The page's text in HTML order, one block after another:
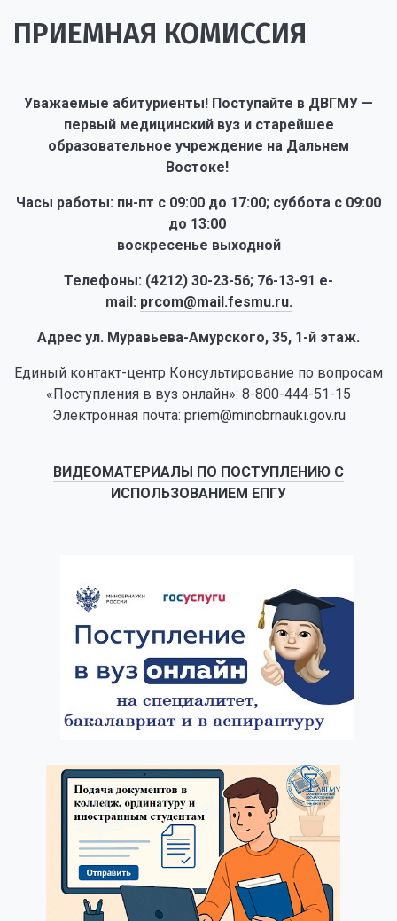
ПРИЕМНАЯ КОМИССИЯ
Уважаемые абитуриенты! Поступайте в ДВГМУ —
первый медицинский вуз и старейшее
образовательное учреждение на Дальнем
Востоке!
Часы работы: пн-пт с 09:00 до 17:00; суббота с 09:00
до 13:00
воскресенье выходной
Телефоны: (4212) 30-23-56; 76-13-91 e-
mail: prcom@mail.fesmu.ru.
Адрес ул. Муравьева-Амурского, 35, 1-й этаж.
Единый контакт-центр Консультирование по вопросам
«Поступления в вуз онлайн»: 8-800-444-51-15
Электронная почта: priem@minobrnauki.gov.ru
ВИДЕОМАТЕРИАЛЫ ПО ПОСТУПЛЕНИЮ С
ИСПОЛЬЗОВАНИЕМ ЕПГУ